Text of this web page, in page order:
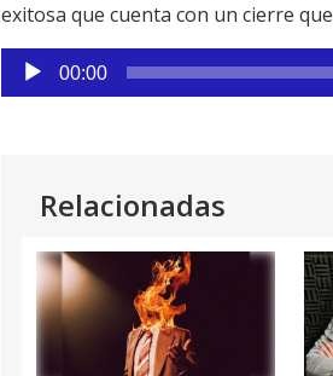
exitosa que cuenta con un cierre
Reproductor
de
00:00
Relacionadas